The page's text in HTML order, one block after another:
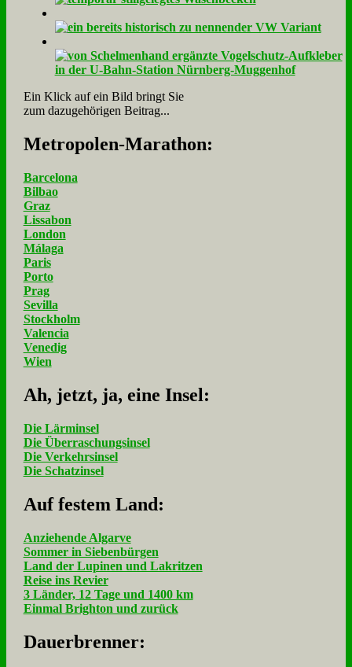
Ein Klick auf ein Bild bringt Sie
zum dazugehörigen Beitrag...
Me­tro­po­len-Ma­ra­thon:
Barcelona
Bilbao
Graz
Lissabon
London
Málaga
Paris
Porto
Prag
Sevilla
Stockholm
Valencia
Venedig
Wien
Ah, jetzt, ja, ei­ne In­sel:
Die Lärminsel
Die Überraschungsinsel
Die Verkehrsinsel
Die Schatzinsel
Auf fe­stem Land:
Anziehende Algarve
Sommer in Siebenbürgen
Land der Lupinen und Lakritzen
Reise ins Revier
3 Länder, 12 Tage und 1400 km
Einmal Brighton und zurück
Dau­er­bren­ner: